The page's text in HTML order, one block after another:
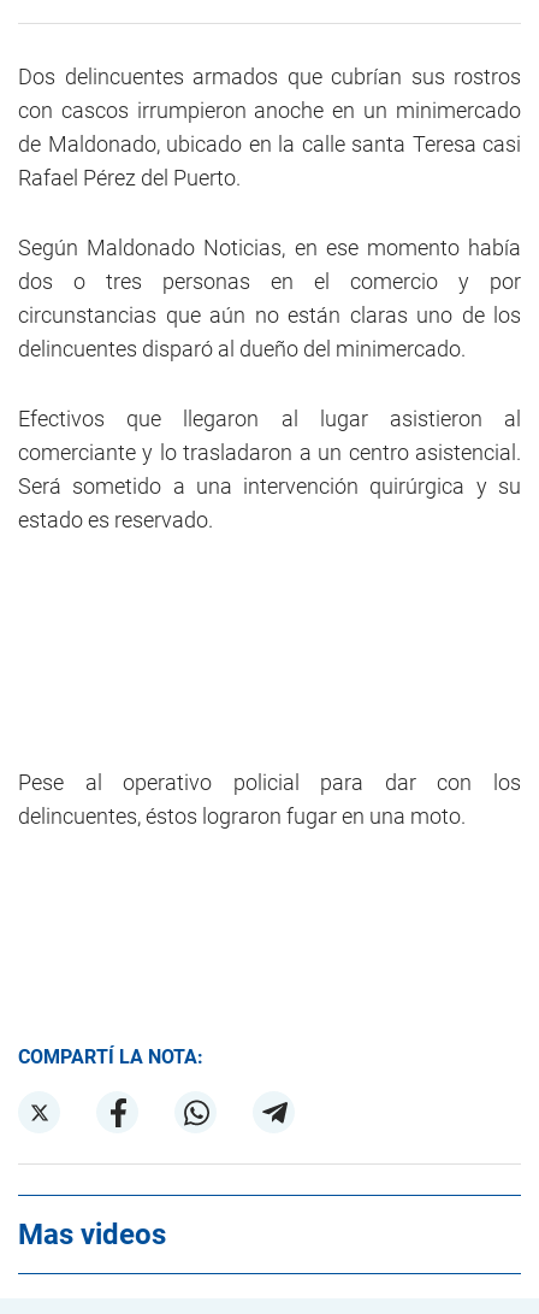
Dos delincuentes armados que cubrían sus rostros
con cascos irrumpieron anoche en un minimercado
de Maldonado, ubicado en la calle santa Teresa casi
Rafael Pérez del Puerto.
Según Maldonado Noticias, en ese momento había
dos o tres personas en el comercio y por
circunstancias que aún no están claras uno de los
delincuentes disparó al dueño del minimercado.
Efectivos que llegaron al lugar asistieron al
comerciante y lo trasladaron a un centro asistencial.
Será sometido a una intervención quirúrgica y su
estado es reservado.
Pese al operativo policial para dar con los
delincuentes, éstos lograron fugar en una moto.
COMPARTÍ LA NOTA:
Mas videos